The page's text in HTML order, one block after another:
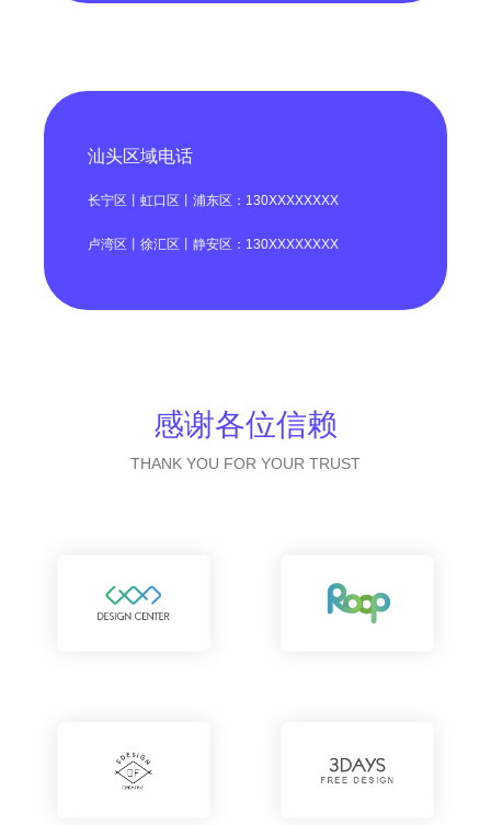
汕头区域电话
长宁区丨虹口区丨浦东区：130XXXXXXXX
卢湾区丨徐汇区丨静安区：130XXXXXXXX
感谢各位信赖
THANK YOU FOR YOUR TRUST